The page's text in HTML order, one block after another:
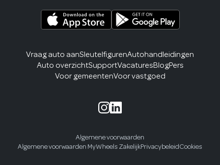
Vraag auto aanSleutelfigurenAutohandleidingen
Auto overzichtSupportVacaturesBlogPers
Voor gemeentenVoor vastgoed
Algemene voorwaarden
Algemene voorwaarden MyWheels ZakelijkPrivacybeleidCookies